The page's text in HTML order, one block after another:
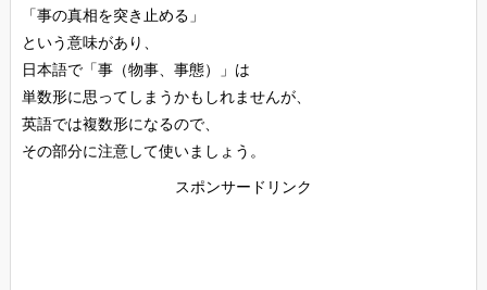
「事の真相を突き止める」
という意味があり、
日本語で「事（物事、事態）」は
単数形に思ってしまうかもしれませんが、
英語では複数形になるので、
その部分に注意して使いましょう。
スポンサードリンク